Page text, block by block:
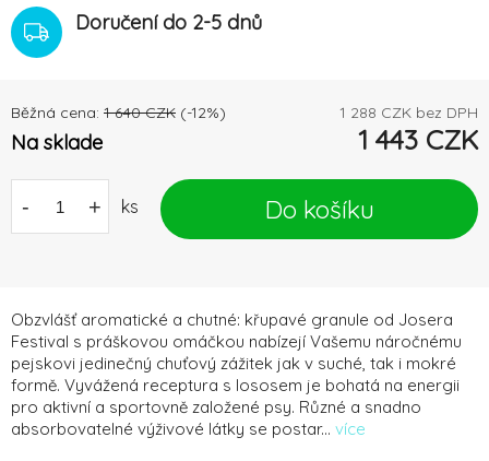
Obzvlášť aromatické a chutné: křupavé granule od Josera
Festival s práškovou omáčkou nabízejí Vašemu náročnému
pejskovi jedinečný chuťový zážitek jak v suché, tak i mokré
formě. Vyvážená receptura s lososem je bohatá na energii
pro aktivní a sportovně založené psy. Různé a snadno
absorbovatelné výživové látky se postar... více
Běžná cena: 1 640 CZK (-12%) 1 288 CZK bez DPH
Na sklade 1 443 CZK
- + ks Do košíku
Doručení do 2-5 dnů